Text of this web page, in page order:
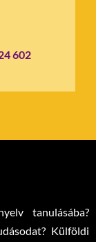
602
tanulásába?
Külföldi